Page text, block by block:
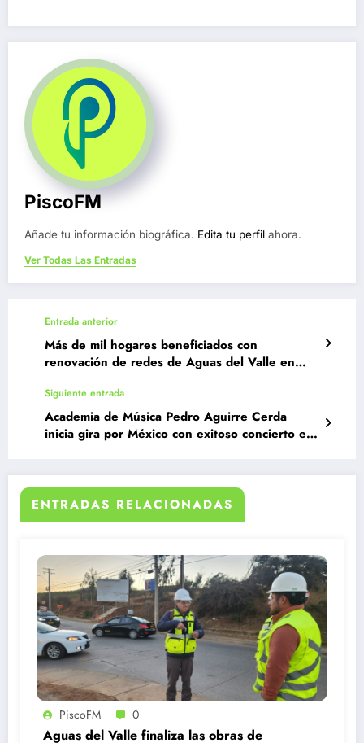
PiscoFM
Añade tu información biográfica. Edita tu perfil ahora.
Ver Todas Las Entradas
Entrada anterior
Más de mil hogares beneficiados con
renovación de redes de Aguas del Valle en
Siguiente entrada
Academia de Música Pedro Aguirre Cerda
inicia gira por México con exitoso concierto en
ENTRADAS RELACIONADAS
PiscoFM 0
Aguas del Valle finaliza las obras de